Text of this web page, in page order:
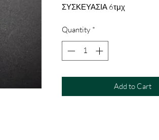
ΣΥΣΚΕΥΑΣΙΑ 6τμχ
Quantity *
Add to Cart